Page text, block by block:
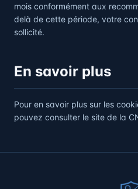
mois conformément aux
delà de cette période, votre
sollicité.
En savoir plus
Pour en savoir plus sur les
pouvez consulter le site de la